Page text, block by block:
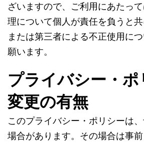
ざいますので、ご利用にあたっ
理について個人が責任を負うと
または第三者による不正使用に
願います。
プライバシー・
変更の有無
このプライバシー・ポリシーは
場合があります。その場合は事